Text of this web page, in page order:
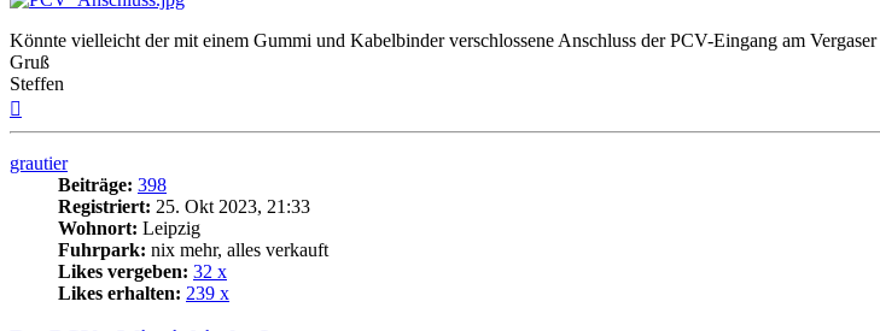
Könnte vielleicht der mit einem Gummi und Kabelbinder verschlossene Anschluss der PCV-Eingang am Vergaser
Gruß
Steffen
grautier
Beiträge: 398
Registriert: 25. Okt 2023, 21:33
Wohnort: Leipzig
Fuhrpark: nix mehr, alles verkauft
Likes vergeben: 32 x
Likes erhalten: 239 x